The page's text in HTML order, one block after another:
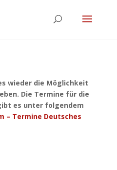
wieder die Möglichkeit
Die Termine für die
es unter folgendem
– Termine Deutsches